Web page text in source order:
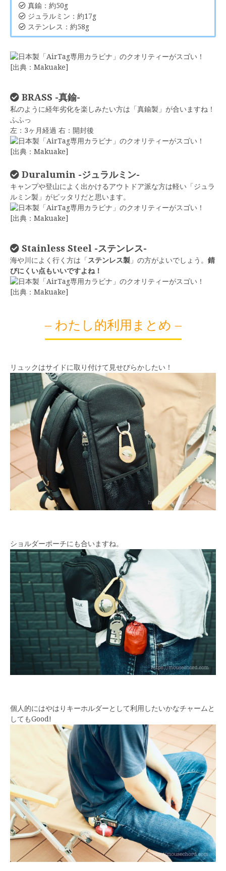
真鍮：約50g
ジュラルミン：約17g
ステンレス：約58g
[出典：Makuake]
BRASS -真鍮-
私のように経年劣化を楽しみたい方は「真鍮製」が合いますね！
ふふっ
左：3ヶ月経過 右：開封後
[出典：Makuake]
Duralumin -ジュラルミン-
キャンプや登山によく出かけるアウトドア派な方は軽い「ジュラ
ルミン製」がピッタリだと思います。
[出典：Makuake]
Stainless Steel -ステンレス-
海や川によく行く方は「 ステンレス製 」の方がよいでしょう。 錆
びにくい点もいいですよね！
[出典：Makuake]
– わたし的利用まとめ –
リュックはサイドに取り付けて見せびらかしたい！
ショルダーポーチにも合いますね。
個人的にはやはりキーホルダーとして利用したいかなチャームと
してもGood!